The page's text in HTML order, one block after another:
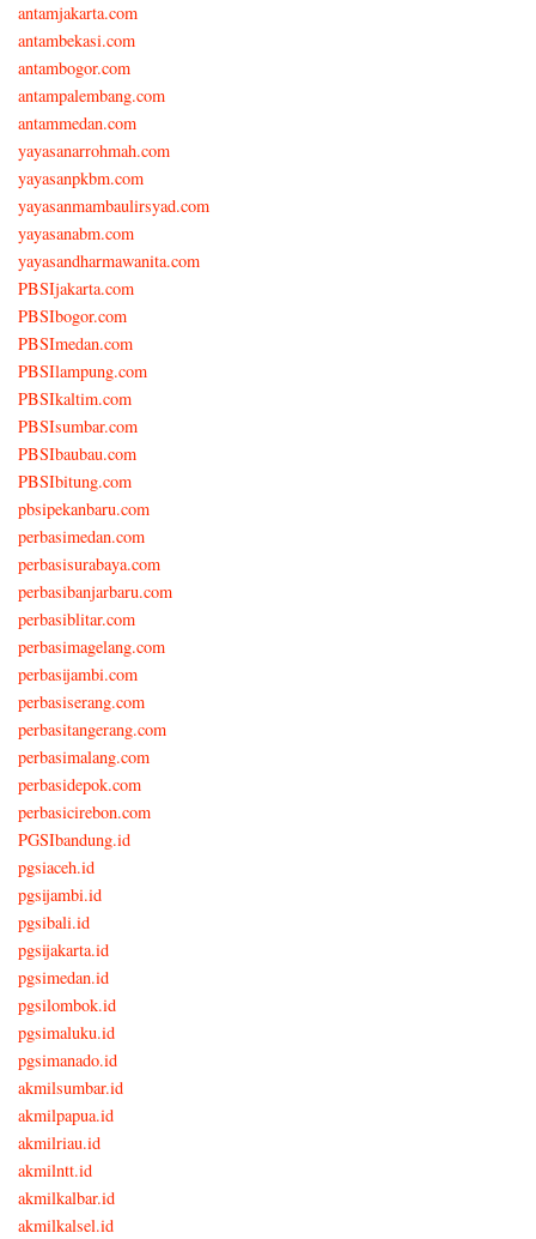
antamjakarta.com
antambekasi.com
antambogor.com
antampalembang.com
antammedan.com
yayasanarrohmah.com
yayasanpkbm.com
yayasanmambaulirsyad.com
yayasanabm.com
yayasandharmawanita.com
PBSIjakarta.com
PBSIbogor.com
PBSImedan.com
PBSIlampung.com
PBSIkaltim.com
PBSIsumbar.com
PBSIbaubau.com
PBSIbitung.com
pbsipekanbaru.com
perbasimedan.com
perbasisurabaya.com
perbasibanjarbaru.com
perbasiblitar.com
perbasimagelang.com
perbasijambi.com
perbasiserang.com
perbasitangerang.com
perbasimalang.com
perbasidepok.com
perbasicirebon.com
PGSIbandung.id
pgsiaceh.id
pgsijambi.id
pgsibali.id
pgsijakarta.id
pgsimedan.id
pgsilombok.id
pgsimaluku.id
pgsimanado.id
akmilsumbar.id
akmilpapua.id
akmilriau.id
akmilntt.id
akmilkalbar.id
akmilkalsel.id